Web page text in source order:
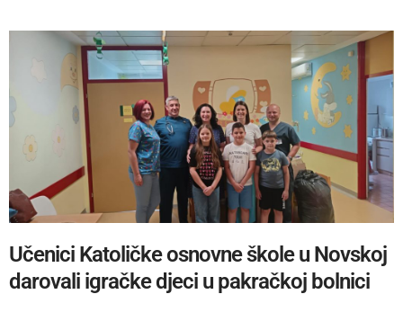
Učenici Katoličke osnovne škole u Novskoj
darovali igračke djeci u pakračkoj bolnici